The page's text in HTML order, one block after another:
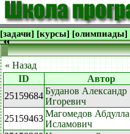
[задачи] [курсы] [олимпиады]
« Назад
ID Автор
25159684Буданов Александр
Игоревич
25159463Магомедов Абдулла
Исламович